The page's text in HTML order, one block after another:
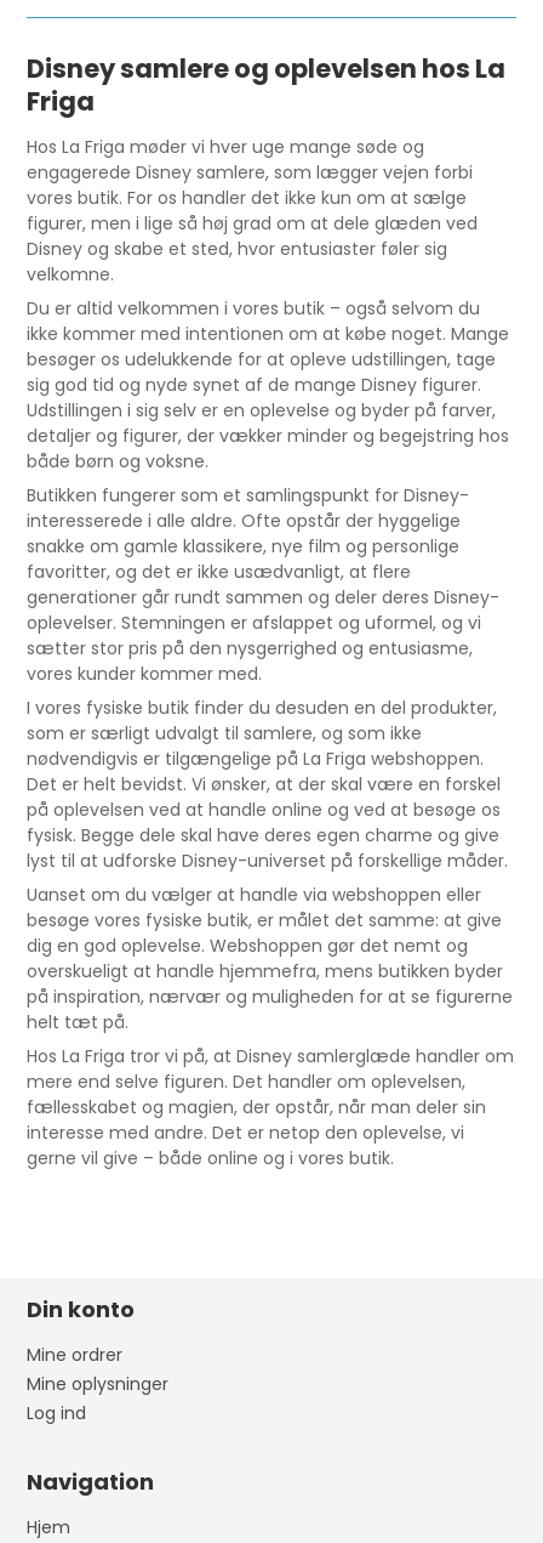
Disney samlere og oplevelsen hos La
Friga
Hos La Friga møder vi hver uge mange søde og
engagerede Disney samlere, som lægger vejen forbi
vores butik. For os handler det ikke kun om at sælge
figurer, men i lige så høj grad om at dele glæden ved
Disney og skabe et sted, hvor entusiaster føler sig
velkomne.
Du er altid velkommen i vores butik – også selvom du
ikke kommer med intentionen om at købe noget. Mange
besøger os udelukkende for at opleve udstillingen, tage
sig god tid og nyde synet af de mange Disney figurer.
Udstillingen i sig selv er en oplevelse og byder på farver,
detaljer og figurer, der vækker minder og begejstring hos
både børn og voksne.
Butikken fungerer som et samlingspunkt for Disney-
interesserede i alle aldre. Ofte opstår der hyggelige
snakke om gamle klassikere, nye film og personlige
favoritter, og det er ikke usædvanligt, at flere
generationer går rundt sammen og deler deres Disney-
oplevelser. Stemningen er afslappet og uformel, og vi
sætter stor pris på den nysgerrighed og entusiasme,
vores kunder kommer med.
I vores fysiske butik finder du desuden en del produkter,
som er særligt udvalgt til samlere, og som ikke
nødvendigvis er tilgængelige på La Friga webshoppen.
Det er helt bevidst. Vi ønsker, at der skal være en forskel
på oplevelsen ved at handle online og ved at besøge os
fysisk. Begge dele skal have deres egen charme og give
lyst til at udforske Disney-universet på forskellige måder.
Uanset om du vælger at handle via webshoppen eller
besøge vores fysiske butik, er målet det samme: at give
dig en god oplevelse. Webshoppen gør det nemt og
overskueligt at handle hjemmefra, mens butikken byder
på inspiration, nærvær og muligheden for at se figurerne
helt tæt på.
Hos La Friga tror vi på, at Disney samlerglæde handler om
mere end selve figuren. Det handler om oplevelsen,
fællesskabet og magien, der opstår, når man deler sin
interesse med andre. Det er netop den oplevelse, vi
gerne vil give – både online og i vores butik.
Din konto
Mine ordrer
Mine oplysninger
Log ind
Navigation
Hjem